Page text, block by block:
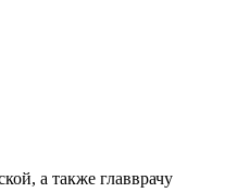
а также главврачу